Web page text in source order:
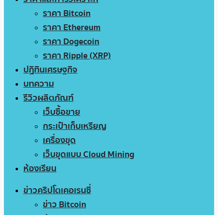
ราคา Bitcoin
ราคา Ethereum
ราคา Dogecoin
ราคา Ripple (XRP)
ปฏิทินเศรษฐกิจ
บทความ
รีวิวผลิตภัณฑ์
เว็บซื้อขาย
กระเป๋าเก็บเหรียญ
เครื่องขุด
เว็บขุดแบบ Cloud Mining
ห้องเรียน
ข่าวคริปโตเคอเรนซี่
ข่าว Bitcoin